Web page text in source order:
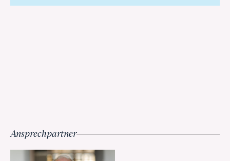
Ansprechpartner